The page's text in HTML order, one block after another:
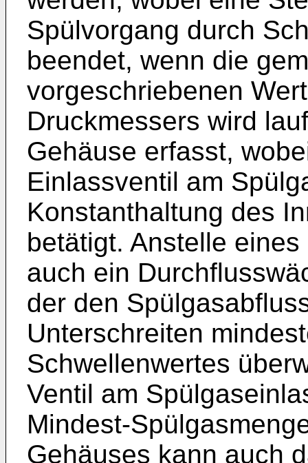
Spülvorgang durch
beendet, wenn die
vorgeschriebenen
Druckmessers wird
Gehäuse erfasst,
Einlassventil am
Konstanthaltung des
betätigt. Anstelle
auch ein
der den
Unterschreiten
Schwellenwertes
Ventil am
Mindest-
Gehäuses kann auch